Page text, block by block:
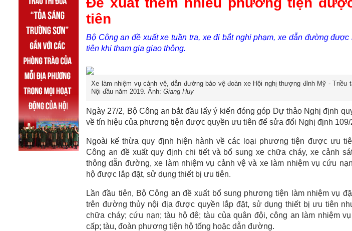
tiên
Bộ Công an đề xuất xe tuần tra, xe đi bắt nghi phạm, xe dẫn đường
tiên khi tham gia giao thông.
Xe làm nhiệm vụ cảnh vệ, dẫn đường bảo vệ đoàn xe Hội nghị thượng đỉnh Mỹ - Triều
Nội đầu năm 2019. Ảnh: Giang Huy
Ngày 27/2, Bộ Công an bắt đầu lấy ý kiến đóng góp Dự thảo Nghị định
về tín hiệu của phương tiện được quyền ưu tiên để sửa đổi Nghị định 109/
Ngoài kế thừa quy định hiện hành về các loại phương tiện được ưu
Công an đề xuất quy định chi tiết và bổ sung xe chữa cháy, xe cảnh
thông dẫn đường, xe làm nhiệm vụ cảnh vệ và xe làm nhiệm vụ cứu
hộ được lắp đặt, sử dụng thiết bị ưu tiên.
Lần đầu tiên, Bộ Công an đề xuất bổ sung phương tiện làm nhiệm vụ
trên đường thủy nội địa được quyền lắp đặt, sử dụng thiết bị ưu tiên
chữa cháy; cứu nạn; tàu hộ đê; tàu của quân đội, công an làm nhiệm
cấp; tàu, đoàn phương tiện hộ tống hoặc dẫn đường.